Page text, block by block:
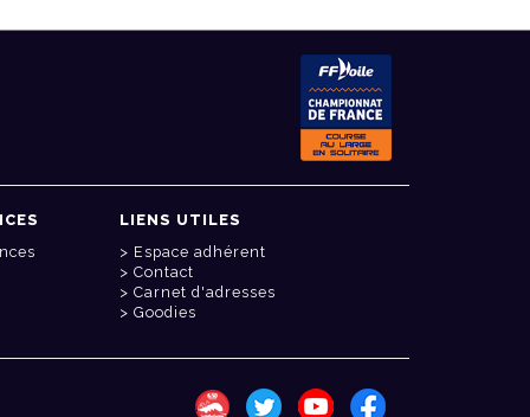
LIENS UTILES
Espace adhérent
Contact
Carnet d'adresses
Goodies